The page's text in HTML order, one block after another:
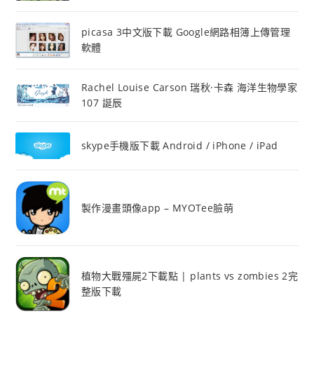
picasa 3中文版下載 Google網路相簿上傳管理
軟體
Rachel Louise Carson 瑞秋·卡森 海洋生物學家
107 誕辰
skype手機版下載 Android / iPhone / iPad
製作漫畫頭像app – MYOTee臉萌
植物大戰殭屍2下載點 | plants vs zombies 2完
整版下載